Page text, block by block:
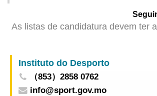
(dia 3 de Agosto) com infecção da
As listas de candidatura devem ter
propaganda eleitoral
Instituto do Desporto
（853）2858 0762
info@sport.gov.mo